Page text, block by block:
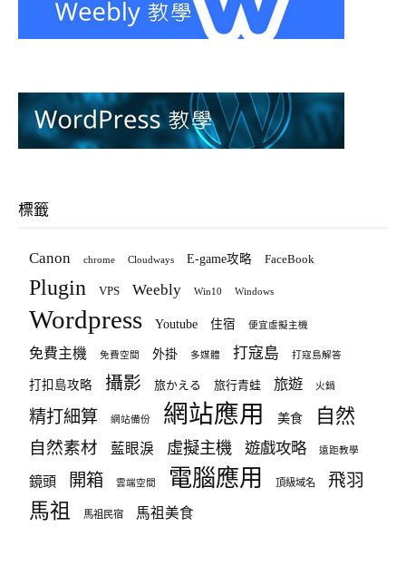
標籤
Canon chrome Cloudways E-game攻略 FaceBook
Plugin VPS Weebly Win10 Windows
Wordpress Youtube 住宿 便宜虛擬主機
免費主機 免費空間 外掛 多媒體 打寇島 打寇島解答
打扣島攻略 攝影 旅かえる 旅行青蛙 旅遊 火鍋
精打細算 網站備份 網站應用 美食 自然
自然素材 藍眼淚 虛擬主機 遊戲攻略 遠距教學
鏡頭 開箱 雲端空間 電腦應用 頂級域名 飛羽
馬祖 馬祖民宿 馬祖美食